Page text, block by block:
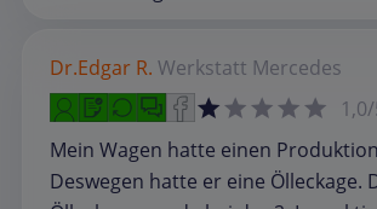
Dr.Edgar R. Werkstatt Mercedes
Mein Wagen hatte einen
Deswegen hatte er eine Ölleckage.